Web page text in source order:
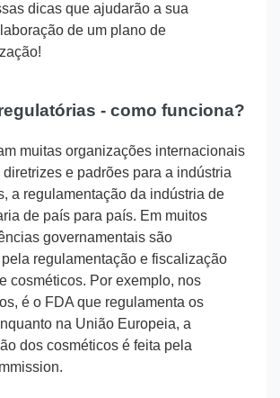
dicas que ajudarão a sua
de um plano de
- como funciona?
muitas organizações internacionais
e padrões para a indústria
a regulamentação da indústria de
de país para país. Em muitos
governamentais são
regulamentação e fiscalização
cosméticos. Por exemplo, nos
é o FDA que regulamenta os
na União Europeia, a
dos cosméticos é feita pela